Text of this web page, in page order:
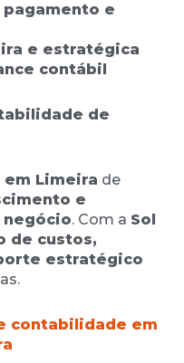
e
e estratégica
contábil
de
Limeira de
e
. Com a Sol
de custos,
estratégico
contabilidade em